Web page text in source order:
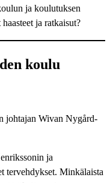
ja koulutuksen
ja ratkaisut?
koulu
johtajan Wivan Nygård-
ja
tervehdykset. Minkälaista